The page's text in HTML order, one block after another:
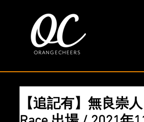
【追記有】無良崇人